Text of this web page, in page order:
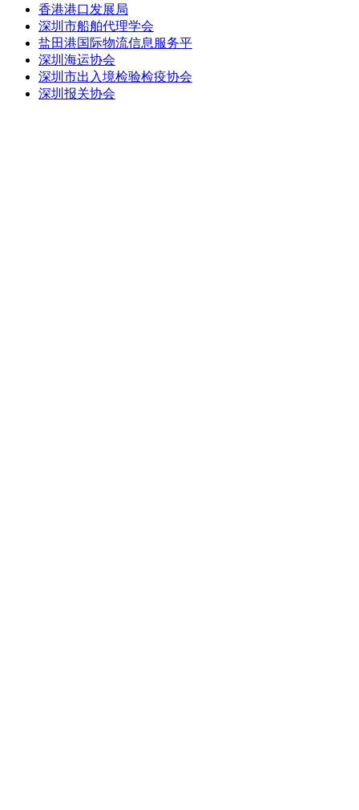
香港港口发展局
深圳市船舶代理学会
盐田港国际物流信息服务平
深圳海运协会
深圳市出入境检验检疫协会
深圳报关协会